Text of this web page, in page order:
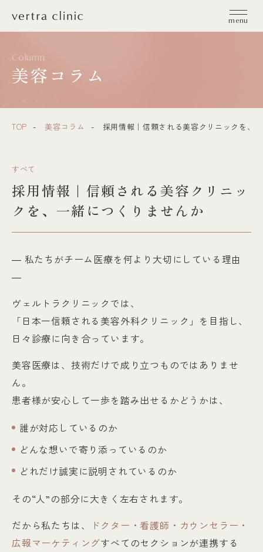
vertra clinic（ヴェルトラクリニック）
menu
Column
美容コラム
TOP 美容コラム 採用情報｜信頼される美容クリニックを、
すべて
採用情報｜信頼される美容クリニッ
クを、一緒につくりませんか
― 私たちがチーム医療を何より大切にしている理由
―
ヴェルトラクリニックでは、
「日本一信頼される美容外科クリニック」を目指し、
日々診療に向き合っています。
美容医療は、技術だけで成り立つものではありませ
ん。
患者様が安心して一歩を踏み出せるかどうかは、
誰が対応しているのか
どんな想いで寄り添っているのか
どれだけ誠実に説明されているのか
その“人”の部分に大きく左右されます。
だから私たちは、
ドクター・看護師・カウンセラー・
広報マーケティングすべてのセクションが連携する